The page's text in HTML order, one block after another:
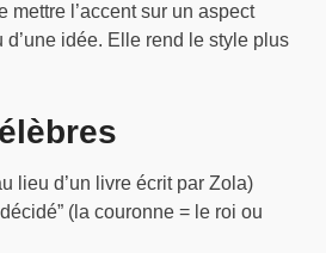
mettre l’accent sur un aspect
d’une idée. Elle rend le style plus
lieu d’un livre écrit par Zola)
(la couronne = le roi ou